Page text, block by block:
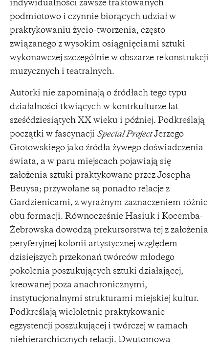
indywidualności zawsze traktowanych
podmiotowo i czynnie biorących udział w
praktykowaniu życio-tworzenia, często
związanego z wysokim osiągnięciami sztuki
wykonawczej szczególnie w obszarze rekonstrukcji
muzycznych i teatralnych.
Autorki nie zapominają o źródłach tego typu
działalności tkwiących w kontrkulturze lat
sześćdziesiątych XX wieku i później. Podkreślają
początki w fascynacji Special ProjectJerzego
Grotowskiego jako źródła żywego doświadczenia
świata, a w paru miejscach pojawiają się
założenia sztuki praktykowane przez Josepha
Beuysa; przywołane są ponadto relacje z
Gardzienicami, z wyraźnym zaznaczeniem różnic
obu formacji. Równocześnie Hasiuk i Kocemba-
Żebrowska dowodzą prekursorstwa tej z założenia
peryferyjnej kolonii artystycznej względem
dzisiejszych przekonań twórców młodego
pokolenia poszukujących sztuki działającej,
kreowanej poza anachronicznymi,
instytucjonalnymi strukturami miejskiej kultur.
Podkreślają wieloletnie praktykowanie
egzystencji poszukującej i twórczej w ramach
niehierarchicznych relacji. Dwutomowa